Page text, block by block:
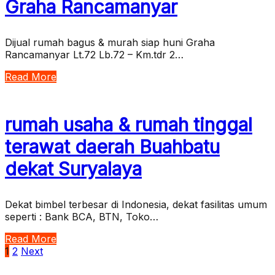
Graha Rancamanyar
Dijual rumah bagus & murah siap huni Graha
Rancamanyar Lt.72 Lb.72 – Km.tdr 2…
Read More
rumah usaha & rumah tinggal
terawat daerah Buahbatu
dekat Suryalaya
Dekat bimbel terbesar di Indonesia, dekat fasilitas umum
seperti : Bank BCA, BTN, Toko…
Read More
Posts
1 2 Next